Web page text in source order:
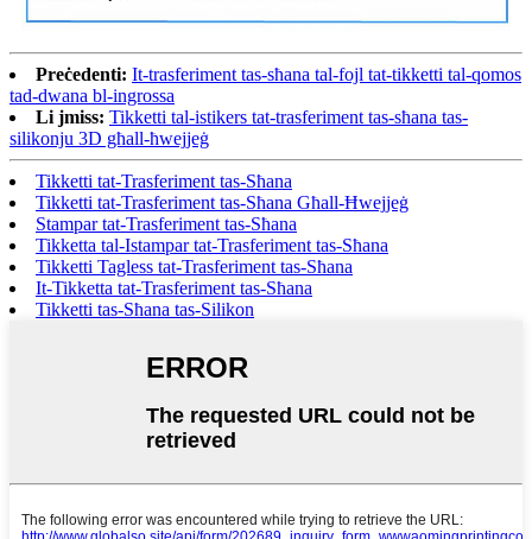
Preċedenti: It-trasferiment tas-sħana tal-fojl tat-tikketti tal-qomos
tad-dwana bl-ingrossa
Li jmiss: Tikketti tal-istikers tat-trasferiment tas-sħana tas-
silikonju 3D għall-ħwejjeġ
Tikketti tat-Trasferiment tas-Sħana
Tikketti tat-Trasferiment tas-Sħana Għall-Ħwejjeġ
Stampar tat-Trasferiment tas-Sħana
Tikketta tal-Istampar tat-Trasferiment tas-Sħana
Tikketti Tagless tat-Trasferiment tas-Sħana
It-Tikketta tat-Trasferiment tas-Sħana
Tikketti tas-Sħana tas-Silikon